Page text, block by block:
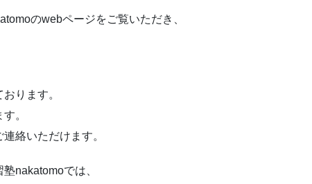
のwebページをご覧いただき、
ります。
。
絡いただけます。
nakatomoでは、